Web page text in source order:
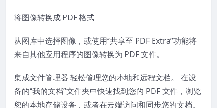
将图像转换成 PDF 格式
从图库中选择图像，或使用“共享至 PDF Extra”功能将
来自其他应用程序的图像转换为 PDF 文件。
集成文件管理器 轻松管理您的本地和远程文档。 在设
备的“我的文档”文件夹中快速找到您的 PDF 文件，浏览
您的本地存储设备，或者在云端访问和同步您的文档。